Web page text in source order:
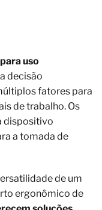
uso
decisão
fatores para
de trabalho. Os
dispositivo
a tomada de
de um
ergonômico de